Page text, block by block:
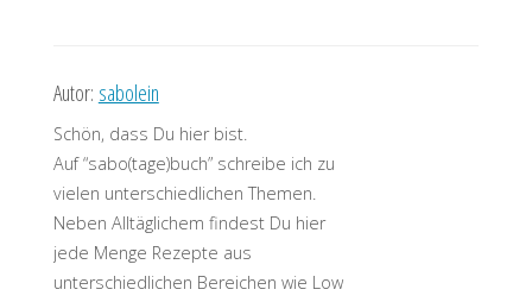
Autor: sabolein
Schön, dass Du hier bist.
Auf “sabo(tage)buch” schreibe ich zu
vielen unterschiedlichen Themen.
Neben Alltäglichem findest Du hier
jede Menge Rezepte aus
unterschiedlichen Bereichen wie Low